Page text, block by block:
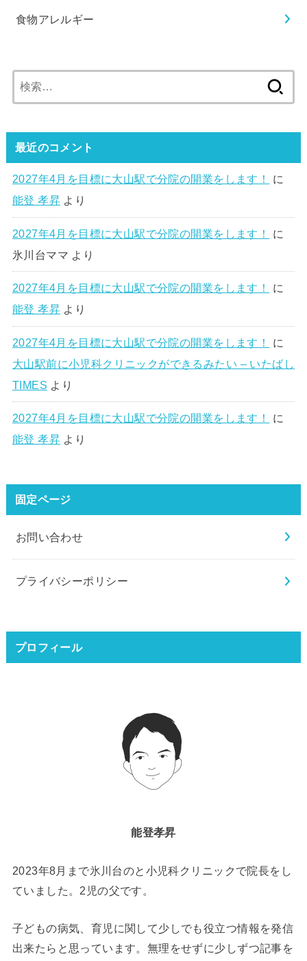
食物アレルギー
索:
最近のコメント
2027年4月を目標に大山駅で分院の開業をします！
に
能登 孝昇より
2027年4月を目標に大山駅で分院の開業をします！
に
氷川台ママ より
2027年4月を目標に大山駅で分院の開業をします！
に
能登 孝昇より
2027年4月を目標に大山駅で分院の開業をします！
に
大山駅前に小児科クリニックができるみたい – いたばし
TIMES より
2027年4月を目標に大山駅で分院の開業をします！
に
能登 孝昇より
固定ページ
お問い合わせ
プライバシーポリシー
プロフィール
能登孝昇
2023年8月まで氷川台のと小児科クリニックで院長をし
ていました。2児の父です。
子どもの病気、育児に関して少しでも役立つ情報を発信
出来たらと思っています。無理をせずに少しずつ記事を